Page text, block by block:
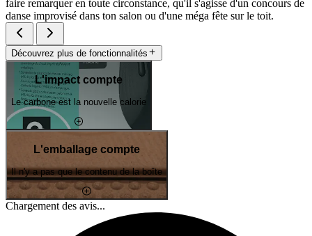
faire remarquer en toute circonstance, qu'il s'agisse d'un concours de
danse improvisé dans ton salon ou d'une méga fête sur le toit.
Découvrez plus de fonctionnalités
L'impact compte
Le carbone est la nouvelle calorie
L'emballage compte
Il n'y a pas que le contenu de la boîte
Chargement des avis...